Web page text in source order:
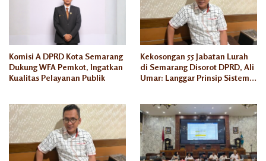
Komisi A DPRD Kota Semarang
Dukung WFA Pemkot, Ingatkan
Kualitas Pelayanan Publik
Kekosongan 55 Jabatan Lurah
di Semarang Disorot DPRD, Ali
Umar: Langgar Prinsip Sistem